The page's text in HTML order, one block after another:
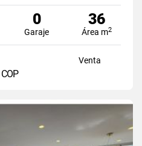
0
Garaje
36
Área m2
Venta
COP